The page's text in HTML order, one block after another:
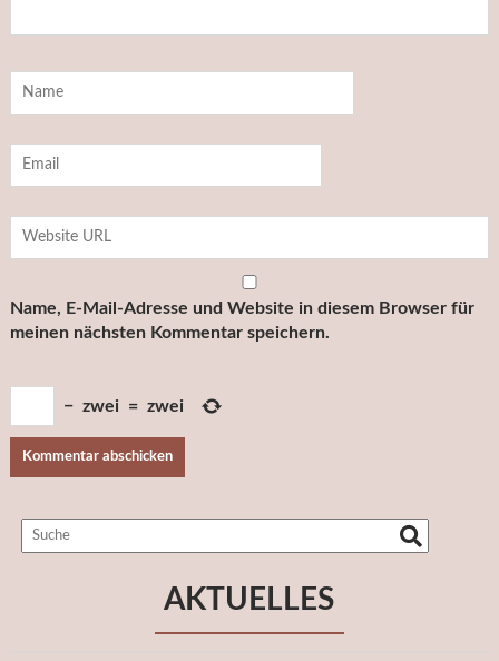
Name, E-Mail-Adresse und Website in diesem Browser für
meinen nächsten Kommentar speichern.
− zwei = zwei
AKTUELLES